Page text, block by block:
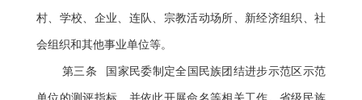
村、学校、企业、连队、宗教活动场所、新经济组织、社
会组织和其他事业单位等。
第三条 国家民委制定全国民族团结进步示范区示范